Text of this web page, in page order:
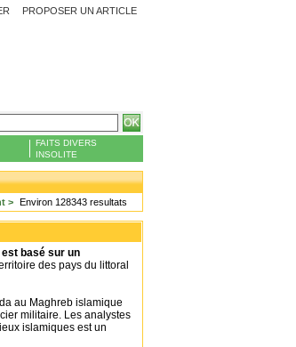
PROPOSER UN ARTICLE
FAITS DIVERS
INSOLITE
> Environ 128343 resultats
basé sur un
des pays du littoral
au Maghreb islamique
militaire. Les analystes
islamiques est un